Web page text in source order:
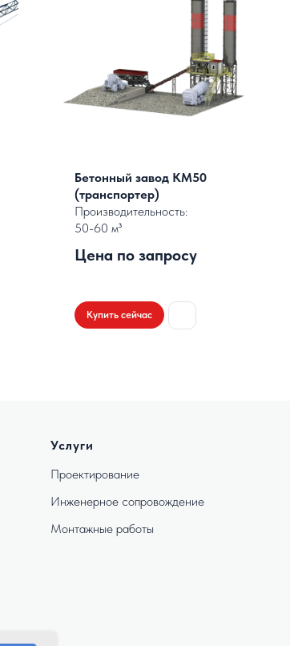
Бетонный завод КМ50
(транспортер)
Производительность:
50-60 м³
Цена по запросу
Купить сейчас
Услуги
Проектирование
Инженерное сопровождение
Монтажные работы